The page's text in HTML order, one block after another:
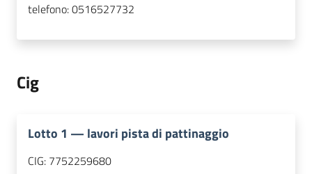
telefono:0516527732
Cig
Lotto 1 — lavori pista di pattinaggio
CIG: 7752259680